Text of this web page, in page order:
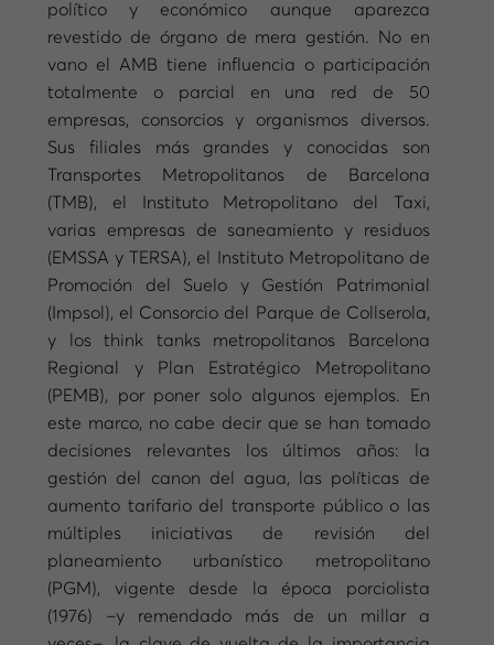
político y económico aunque aparezca
revestido de órgano de mera gestión. No en
vano el AMB tiene influencia o participación
totalmente o parcial en una red de 50
empresas, consorcios y organismos diversos.
Sus filiales más grandes y conocidas son
Transportes Metropolitanos de Barcelona
(TMB), el Instituto Metropolitano del Taxi,
varias empresas de saneamiento y residuos
(EMSSA y TERSA), el Instituto Metropolitano de
Promoción del Suelo y Gestión Patrimonial
(Impsol), el Consorcio del Parque de Collserola,
y los think tanks metropolitanos Barcelona
Regional y Plan Estratégico Metropolitano
(PEMB), por poner solo algunos ejemplos. En
este marco, no cabe decir que se han tomado
decisiones relevantes los últimos años: la
gestión del canon del agua, las políticas de
aumento tarifario del transporte público o las
múltiples iniciativas de revisión del
planeamiento urbanístico metropolitano
(PGM), vigente desde la época porciolista
(1976) –y remendado más de un millar a